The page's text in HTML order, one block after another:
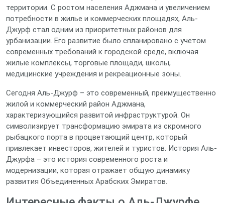
территории. С ростом населения Аджмана и увеличением
потребности в жилье и коммерческих площадях, Аль-
Джурф стал одним из приоритетных районов для
урбанизации. Его развитие было спланировано с учетом
современных требований к городской среде, включая
жилые комплексы, торговые площади, школы,
медицинские учреждения и рекреационные зоны.
Сегодня Аль-Джурф – это современный, преимущественно
жилой и коммерческий район Аджмана,
характеризующийся развитой инфраструктурой. Он
символизирует трансформацию эмирата из скромного
рыбацкого порта в процветающий центр, который
привлекает инвесторов, жителей и туристов. История Аль-
Джурфа – это история современного роста и
модернизации, которая отражает общую динамику
развития Объединенных Арабских Эмиратов.